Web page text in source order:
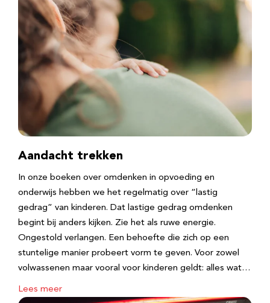
Aandacht trekken
In onze boeken over omdenken in opvoeding en
onderwijs hebben we het regelmatig over “lastig
gedrag” van kinderen. Dat lastige gedrag omdenken
begint bij anders kijken. Zie het als ruwe energie.
Ongestold verlangen. Een behoefte die zich op een
stuntelige manier probeert vorm te geven. Voor zowel
volwassenen maar vooral voor kinderen geldt: alles wat…
Lees meer